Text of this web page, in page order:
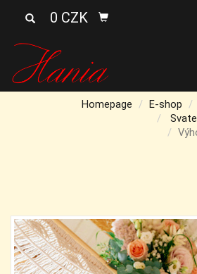
0 CZK
Homepage E-shop